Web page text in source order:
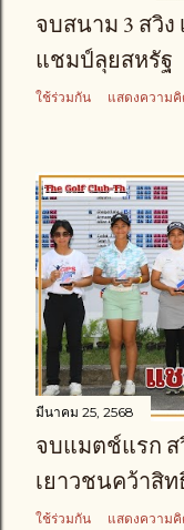
จบสนาม 3 สวิง
แชมป์ลุยสหรัฐ
ใช้ร่วมกัน แสดงความคิ
มีนาคม 25, 2568
จบแมตช์แรก ส
เยาวชนคว้าสิ
ใช้ร่วมกัน แสดงความคิ